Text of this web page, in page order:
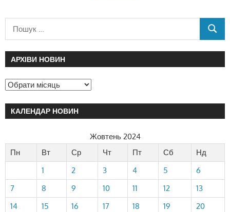
АРХІВИ НОВИН
КАЛЕНДАР НОВИН
Жовтень 2024
Пн
Вт Ср Чт Пт Сб
Нд
1
2 3 4 5
6
7
8 9 10 11 12
13
14
15 16 17 18 19
20